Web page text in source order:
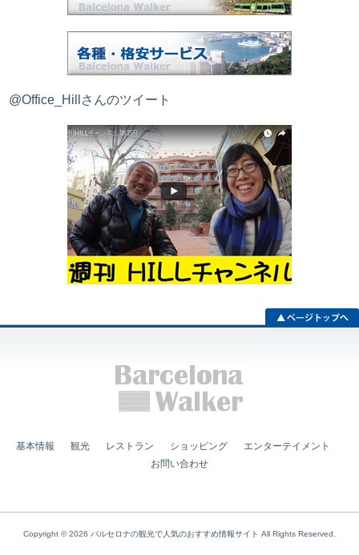
@Office_Hillさんのツイート
基本情報 観光 レストラン ショッピング
エンターテイメント
お問い合わせ
Copyright © 2026 バルセロナの観光で人気のおすすめ情報サイト All Rights Reserved.